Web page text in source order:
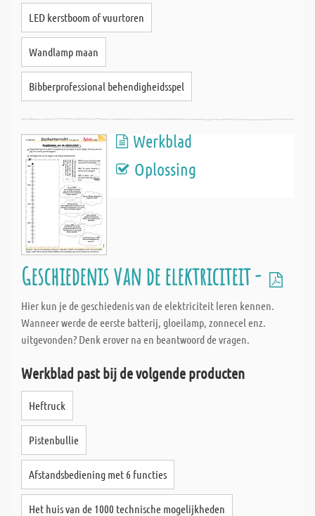
LED kerstboom of vuurtoren
Wandlamp maan
Bibberprofessional behendigheidsspel
Werkblad
Oplossing
Geschiedenis van de elektriciteit -
Hier kun je de geschiedenis van de elektriciteit leren kennen.
Wanneer werde de eerste batterij, gloeilamp, zonnecel enz.
uitgevonden? Denk erover na en beantwoord de vragen.
Werkblad past bij de volgende producten
Heftruck
Pistenbullie
Afstandsbediening met 6 functies
Het huis van de 1000 technische mogelijkheden